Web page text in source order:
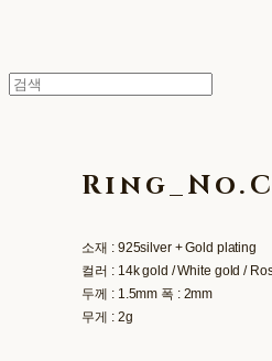
소재 : 925silver + Gold plating
컬러 : 14k gold / White gold /
두께 : 1.5mm 폭 : 2mm
무게 : 2g